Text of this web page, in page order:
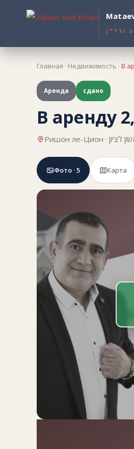
Главная · Недвижимость · В
Аренда сдано
В аренду
Фото · 5 Карта